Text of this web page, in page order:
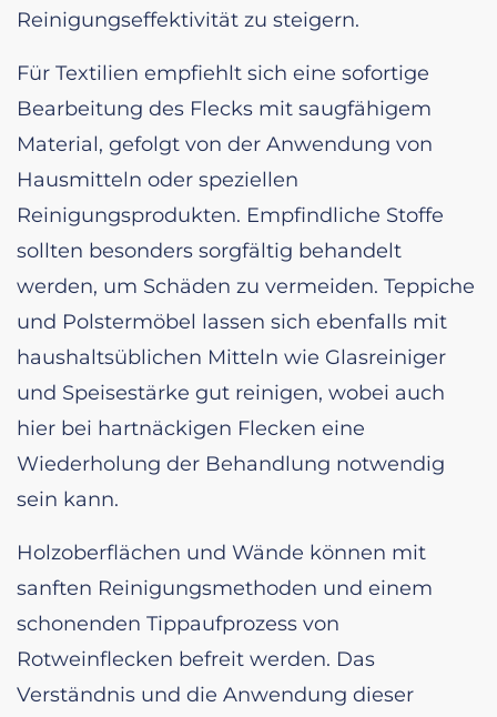
Reinigungseffektivität zu steigern.
Für Textilien empfiehlt sich eine sofortige
Bearbeitung des Flecks mit saugfähigem
Material, gefolgt von der Anwendung von
Hausmitteln oder speziellen
Reinigungsprodukten. Empfindliche Stoffe
sollten besonders sorgfältig behandelt
werden, um Schäden zu vermeiden. Teppiche
und Polstermöbel lassen sich ebenfalls mit
haushaltsüblichen Mitteln wie Glasreiniger
und Speisestärke gut reinigen, wobei auch
hier bei hartnäckigen Flecken eine
Wiederholung der Behandlung notwendig
sein kann.
Holzoberflächen und Wände können mit
sanften Reinigungsmethoden und einem
schonenden Tippaufprozess von
Rotweinflecken befreit werden. Das
Verständnis und die Anwendung dieser